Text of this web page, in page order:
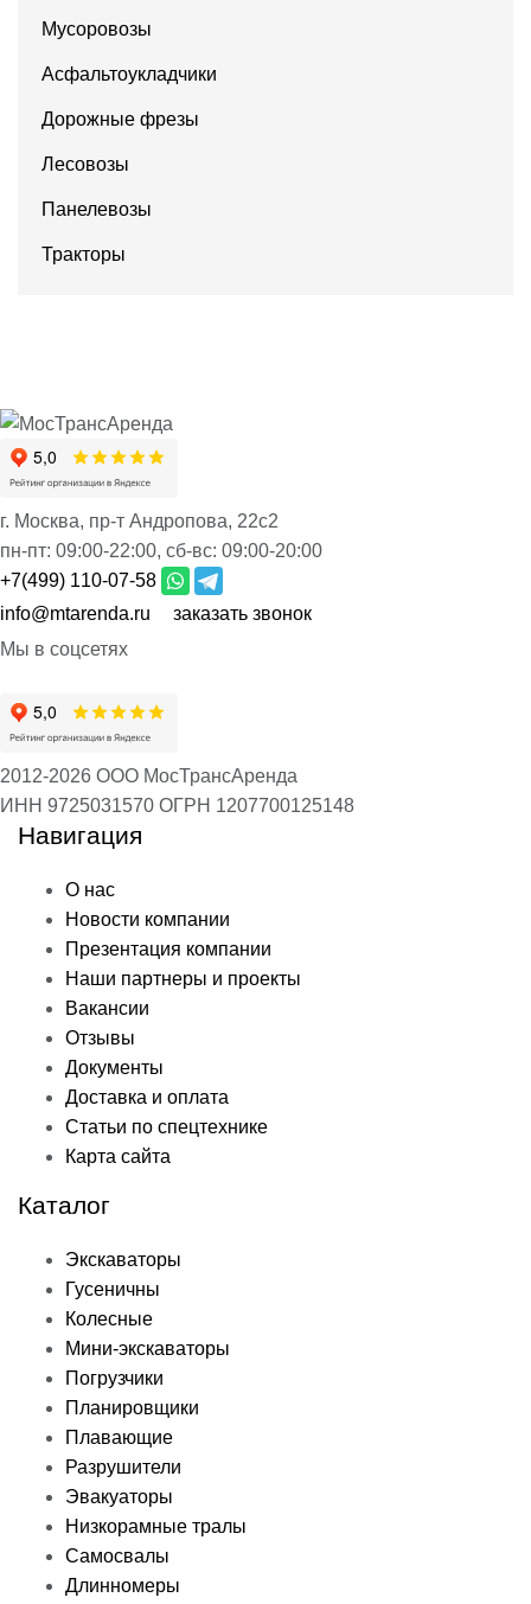
Мусоровозы
Асфальтоукладчики
Дорожные фрезы
Лесовозы
Панелевозы
Тракторы
г. Москва, пр-т Андропова, 22с2
пн-пт: 09:00-22:00, сб-вс: 09:00-20:00
+7(499) 110-07-58
info@mtarenda.ru
заказать звонок
Мы в соцсетях
2012-2026 ООО МосТрансАренда
ИНН 9725031570 ОГРН 1207700125148
Навигация
О нас
Новости компании
Презентация компании
Наши партнеры и проекты
Вакансии
Отзывы
Документы
Доставка и оплата
Статьи по спецтехнике
Карта сайта
Каталог
Экскаваторы
Гусеничны
Колесные
Мини-экскаваторы
Погрузчики
Планировщики
Плавающие
Разрушители
Эвакуаторы
Низкорамные тралы
Самосвалы
Длинномеры